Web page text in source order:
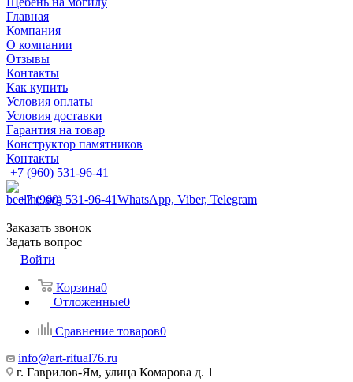
Главная
Компания
О компании
Отзывы
Контакты
Как купить
Условия оплаты
Условия доставки
Гарантия на товар
Конструктор памятников
Контакты
+7 (960) 531-96-41
+7 (960) 531-96-41WhatsApp, Viber, Telegram
Заказать звонок
Задать вопрос
Войти
Корзина0
Отложенные0
Сравнение товаров0
info@art-ritual76.ru
г. Гаврилов-Ям, улица Комарова д. 1